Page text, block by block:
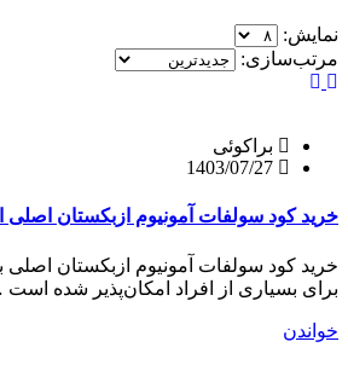
نمایش:
مرتب‌سازی:
براکوئی
1403/07/27
خرید کود سولفات آمونیوم ازبکستان اصلی
خرید کود سولفات آمونیوم ازبکستان اصلی
برای بسیاری از افراد امکان‌پذیر شده
خواندن